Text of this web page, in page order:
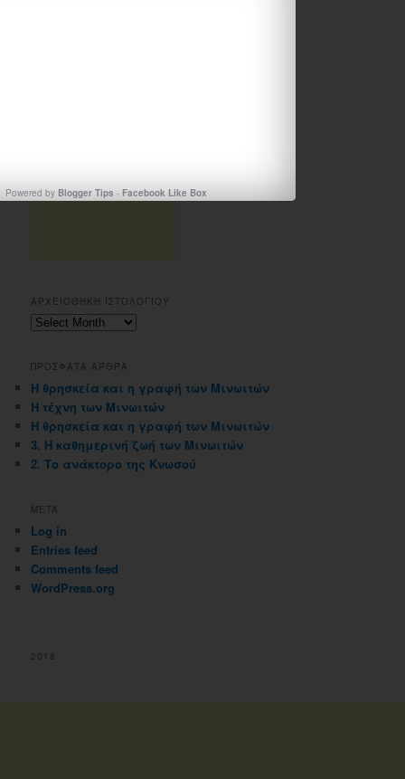
ΑΡΧΕΙΟΘΗΚΗ ΙΣΤΟΛΟΓΙΟΥ
Αρχειοθηκη
ΠΡΟΣΦΑΤΑ ΑΡΘΡΑ
Η θρησκεία και η γραφή των Μινωιτών
Η τέχνη των Μινωιτών
Η θρησκεία και η γραφή των Μινωιτών
3. Η καθημερινή ζωή των Μινωιτών
2. Το ανάκτορο της Κνωσού
META
Log in
Entries feed
Comments feed
WordPress.org
Powered by Blogger Tips - Facebook Like Box
2018